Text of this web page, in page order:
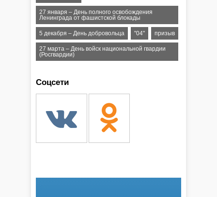
27 января – День полного освобождения
Ленинграда от фашистской блокады
5 декабря – День добровольца "04" призыв
27 марта – День войск национальной гвардии
(Росгвардии)
Соцсети